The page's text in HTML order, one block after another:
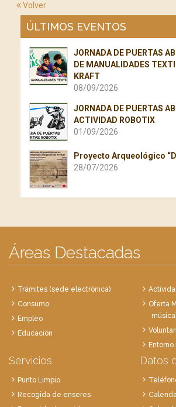
Volver
ÚLTIMOS EVENTOS
JORNADA DE PUERTAS
DE MANUALIDADES
KRAFT
08/09/2026
JORNADA DE PUERTAS
ACTIVIDAD ROBOTIX
01/09/2026
Proyecto Arqueológico
28/07/2026
Áreas Destacadas
Trámites (sede electrónica)
Consumo
Empleo
Educación
Oferta
Servicios
Punto Limpio
Recogida de enseres
Datos